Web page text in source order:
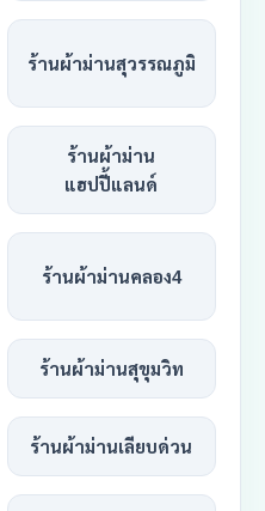
ร้านผ้าม่านสุวรรณภูมิ
ร้านผ้าม่าน
แฮปปี้แลนด์
ร้านผ้าม่านคลอง4
ร้านผ้าม่านสุขุมวิท
ร้านผ้าม่านเลียบด่วน